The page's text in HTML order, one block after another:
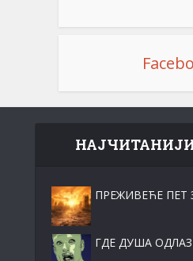
ПРЕЖИВЕЋЕ ПЕТ
ГДЕ ДУША